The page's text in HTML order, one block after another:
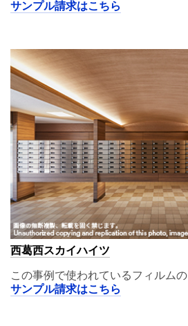
サンプル請求はこちら
西葛西スカイハイツ
この事例で使われているフィルムの
サンプル請求はこちら